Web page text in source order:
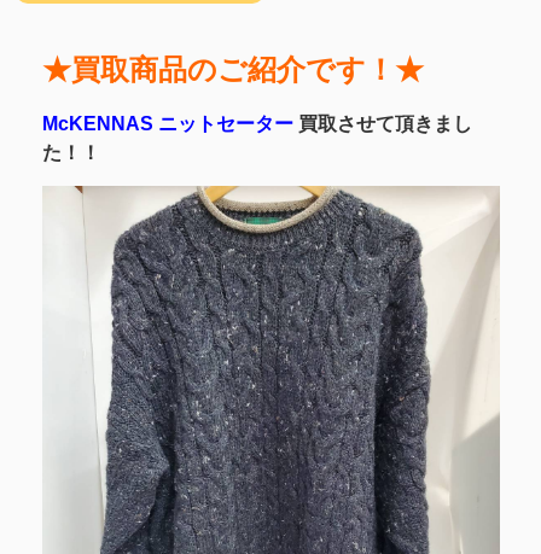
★買取商品のご紹介です！★
McKENNAS ニットセーター買取させて頂きまし
た！！